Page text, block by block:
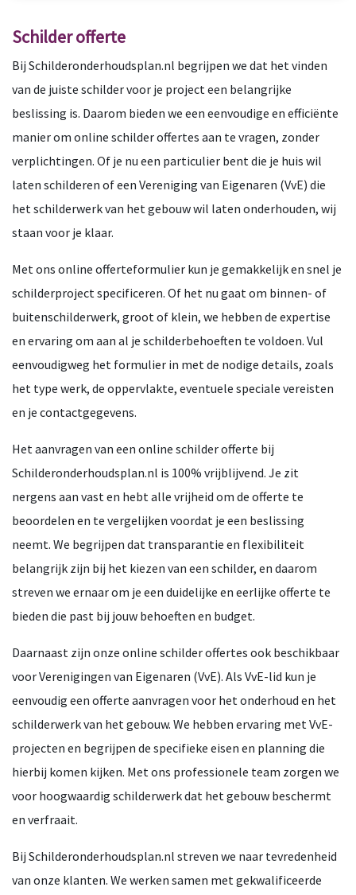
Schilder offerte
Bij Schilderonderhoudsplan.nl begrijpen we dat het vinden
van de juiste schilder voor je project een belangrijke
beslissing is. Daarom bieden we een eenvoudige en efficiënte
manier om online schilder offertes aan te vragen, zonder
verplichtingen. Of je nu een particulier bent die je huis wil
laten schilderen of een Vereniging van Eigenaren (VvE) die
het schilderwerk van het gebouw wil laten onderhouden, wij
staan voor je klaar.
Met ons online offerteformulier kun je gemakkelijk en snel je
schilderproject specificeren. Of het nu gaat om binnen- of
buitenschilderwerk, groot of klein, we hebben de expertise
en ervaring om aan al je schilderbehoeften te voldoen. Vul
eenvoudigweg het formulier in met de nodige details, zoals
het type werk, de oppervlakte, eventuele speciale vereisten
en je contactgegevens.
Het aanvragen van een online schilder offerte bij
Schilderonderhoudsplan.nl is 100% vrijblijvend. Je zit
nergens aan vast en hebt alle vrijheid om de offerte te
beoordelen en te vergelijken voordat je een beslissing
neemt. We begrijpen dat transparantie en flexibiliteit
belangrijk zijn bij het kiezen van een schilder, en daarom
streven we ernaar om je een duidelijke en eerlijke offerte te
bieden die past bij jouw behoeften en budget.
Daarnaast zijn onze online schilder offertes ook beschikbaar
voor Verenigingen van Eigenaren (VvE). Als VvE-lid kun je
eenvoudig een offerte aanvragen voor het onderhoud en het
schilderwerk van het gebouw. We hebben ervaring met VvE-
projecten en begrijpen de specifieke eisen en planning die
hierbij komen kijken. Met ons professionele team zorgen we
voor hoogwaardig schilderwerk dat het gebouw beschermt
en verfraait.
Bij Schilderonderhoudsplan.nl streven we naar tevredenheid
van onze klanten. We werken samen met gekwalificeerde